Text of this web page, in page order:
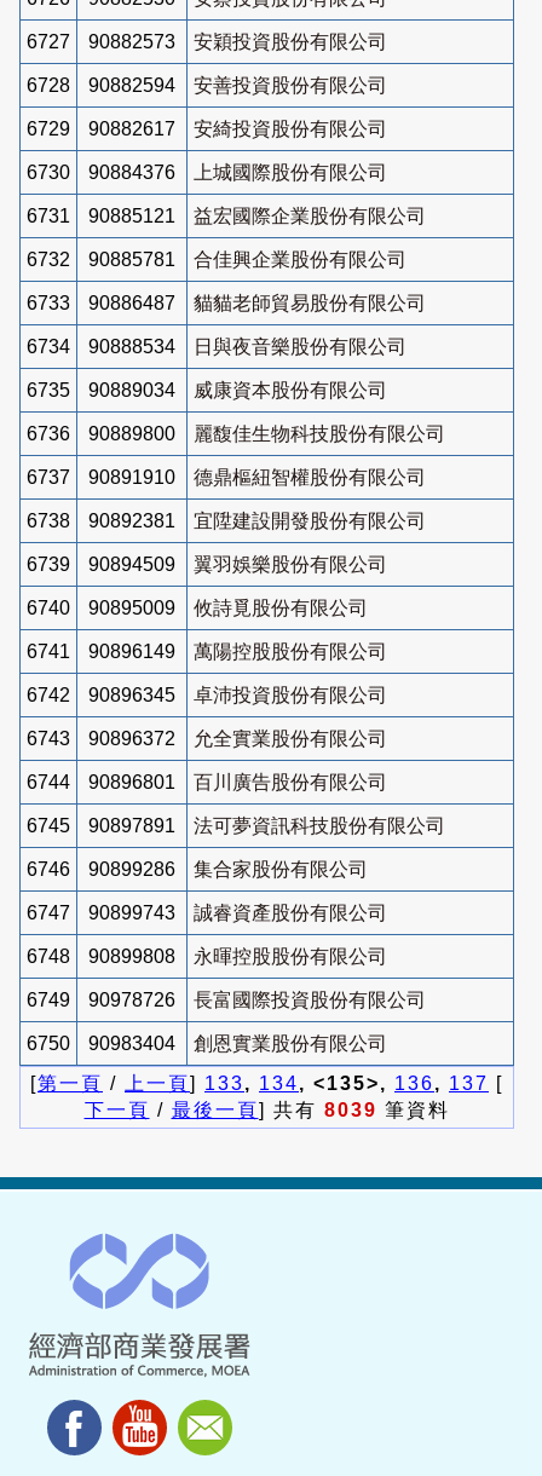
6727 90882573 安穎投資股份有限公司
6728 90882594 安善投資股份有限公司
6729 90882617 安綺投資股份有限公司
6730 90884376 上城國際股份有限公司
6731 90885121 益宏國際企業股份有限公司
6732 90885781 合佳興企業股份有限公司
6733 90886487 貓貓老師貿易股份有限公司
6734 90888534 日與夜音樂股份有限公司
6735 90889034 威康資本股份有限公司
6736 90889800 麗馥佳生物科技股份有限公司
6737 90891910 德鼎樞紐智權股份有限公司
6738 90892381 宜陞建設開發股份有限公司
6739 90894509 翼羽娛樂股份有限公司
6740 90895009 攸詩覓股份有限公司
6741 90896149 萬陽控股股份有限公司
6742 90896345 卓沛投資股份有限公司
6743 90896372 允全實業股份有限公司
6744 90896801 百川廣告股份有限公司
6745 90897891 法可夢資訊科技股份有限公司
6746 90899286 集合家股份有限公司
6747 90899743 誠睿資產股份有限公司
6748 90899808 永暉控股股份有限公司
6749 90978726 長富國際投資股份有限公司
6750 90983404
創恩實業股份有限公司
[第一頁 / 上一頁] 133, 134, <135>, 136, 137 [
下一頁 / 最後一頁] 共有 8039 筆資料